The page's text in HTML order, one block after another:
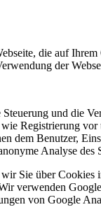
die auf
der
Steuerung und die
Registrierung
dem Benutzer,
Analyse
Sie über
verwenden
von Google